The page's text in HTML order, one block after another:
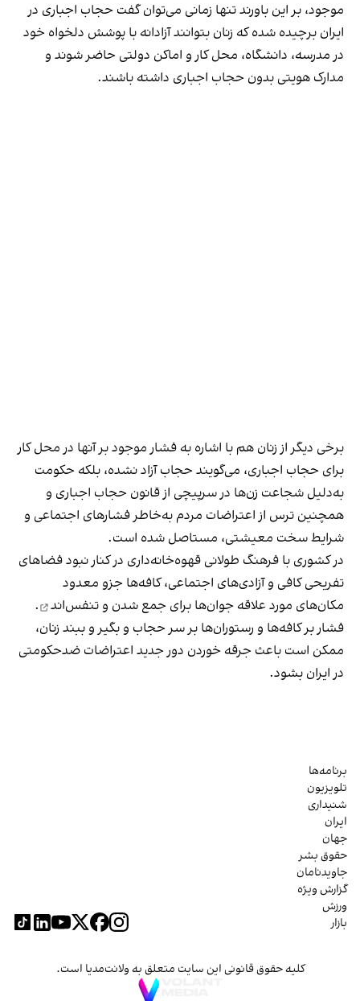
موجود، بر این باورند تنها زمانی می‌توان گفت حجاب اجباری در
ایران برچیده شده که زنان بتوانند آزادانه با پوشش دلخواه خود
در مدرسه، دانشگاه، محل کار و اماکن دولتی حاضر شوند و
مدارک هویتی بدون حجاب اجباری داشته باشند.
برخی دیگر از زنان هم با اشاره به فشار موجود بر آنها در محل کار
برای حجاب اجباری، می‌گویند حجاب آزاد نشده، بلکه حکومت
به‌دلیل شجاعت زن‌ها در سرپیچی از قانون حجاب اجباری و
همچنین ترس از اعتراضات مردم به‌خاطر فشارهای اجتماعی و
شرایط سخت معیشتی، مستاصل شده است.
در کشوری با فرهنگ طولانی قهوه‌‌خانه‌داری در کنار نبود فضاهای
تفریحی کافی و آزادی‌های اجتماعی، کافه‌ها جزو معدود
مکان‌های مورد علاقه جوان‌ها برای جمع شدن و تنفس‌اند
.
فشار بر کافه‌ها و رستوران‌ها بر سر حجاب و بگیر و ببند زنان،
ممکن است باعث جرقه خوردن دور جدید اعتراضات ضدحکومتی
در ایران بشود.
برنامه‌ها
تلویزیون
شنیداری
ایران
جهان
حقوق بشر
جاویدنامان
گزارش ویژه
ورزش
بازار
کلیه حقوق قانونی این سایت متعلق به ولانت‌مدیا است.